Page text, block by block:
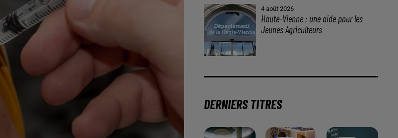
4 août 2026
Haute-Vienne : une aide pour les
Jeunes Agriculteurs
DERNIERS TITRES